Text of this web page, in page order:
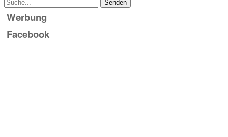
Werbung
Facebook